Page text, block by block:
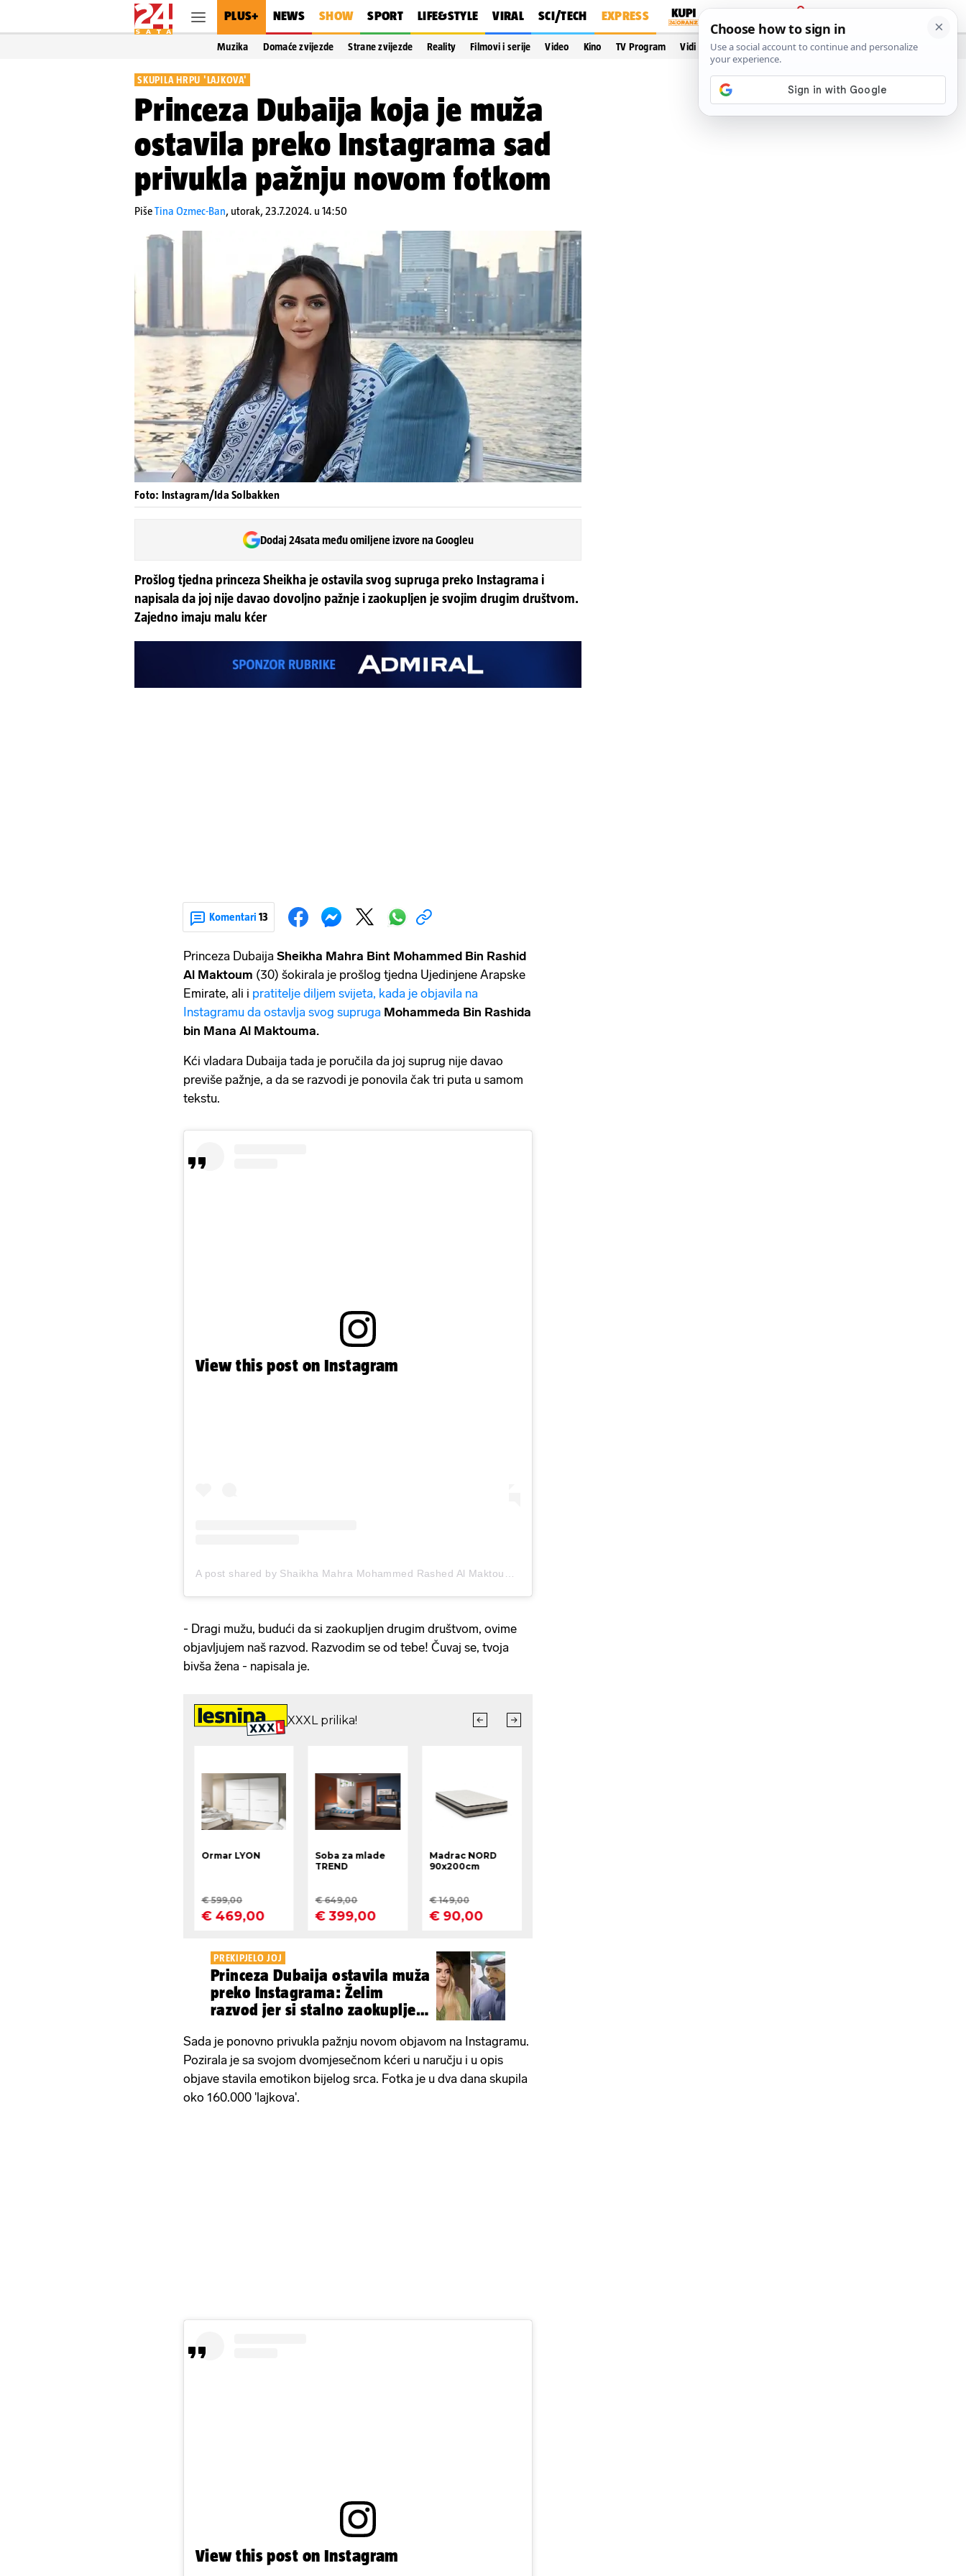
PLUS+ NEWS SHOW SPORT LIFE&STYLE VIRAL SCI/TECH EXPRESS
PRIJAVA
Muzika Domaće zvijezde Strane zvijezde Reality Filmovi i serije Video Kino TV Program Vidi još…
SKUPILA HRPU 'LAJKOVA'
Princeza Dubaija koja je muža
ostavila preko Instagrama sad
privukla pažnju novom fotkom
PišeTina Ozmec-Ban, utorak, 23.7.2024. u 14:50
Foto: Instagram/Ida Solbakken
Dodaj 24sata među omiljene izvore na Googleu
Prošlog tjedna princeza Sheikha je ostavila svog supruga preko Instagrama i
napisala da joj nije davao dovoljno pažnje i zaokupljen je svojim drugim društvom.
Zajedno imaju malu kćer
Komentari 13
Princeza Dubaija Sheikha Mahra Bint Mohammed Bin Rashid
Al Maktoum (30) šokirala je prošlog tjedna Ujedinjene Arapske
Emirate, ali i pratitelje diljem svijeta, kada je objavila na
Instagramu da ostavlja svog supruga Mohammeda Bin Rashida
bin Mana Al Maktouma.
Kći vladara Dubaija tada je poručila da joj suprug nije davao
previše pažnje, a da se razvodi je ponovila čak tri puta u samom
tekstu.
View this post on Instagram
A post shared by Shaikha Mahra Mohammed Rashed Al Maktoum (@hhshmahra)
- Dragi mužu, budući da si zaokupljen drugim društvom, ovime
objavljujem naš razvod. Razvodim se od tebe! Čuvaj se, tvoja
bivša žena - napisala je.
PREKIPJELO JOJ
Princeza Dubaija ostavila muža
preko Instagrama: Želim
razvod jer si stalno zaokupljen
Sada je ponovno privukla pažnju novom objavom na Instagramu.
Pozirala je sa svojom dvomjesečnom kćeri u naručju i u opis
objave stavila emotikon bijelog srca. Fotka je u dva dana skupila
oko 160.000 'lajkova'.
View this post on Instagram